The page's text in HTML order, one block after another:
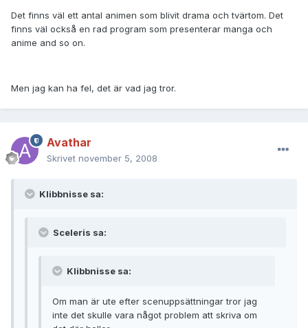
Det finns väl ett antal animen som blivit drama och tvärtom. Det
finns väl också en rad program som presenterar manga och
anime and so on.
Men jag kan ha fel, det är vad jag tror.
Avathar
Skrivet november 5, 2008
Klibbnisse sa:
Sceleris sa:
Klibbnisse sa:
Om man är ute efter scenuppsättningar tror jag
inte det skulle vara något problem att skriva om